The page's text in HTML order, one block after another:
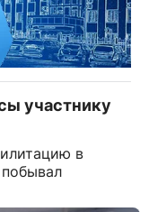
участнику
в
побывал